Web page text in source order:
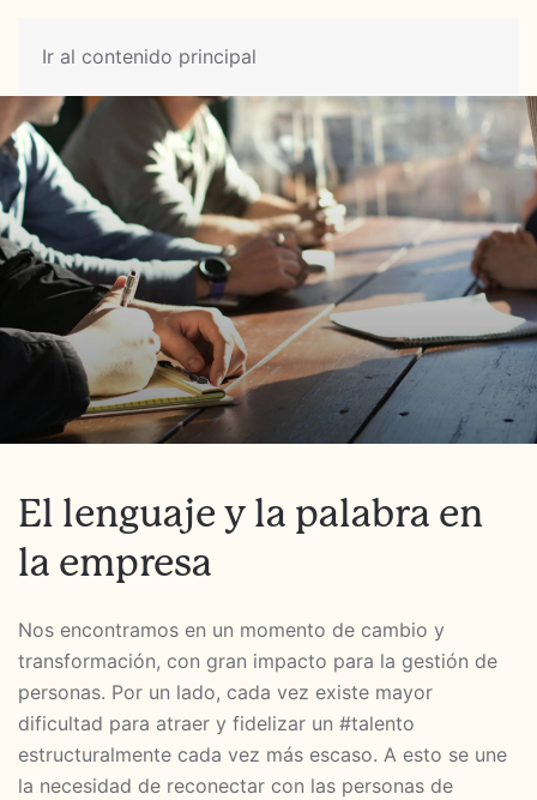
Ir al contenido principal
El lenguaje y la palabra en
la empresa
Nos encontramos en un momento de cambio y
transformación, con gran impacto para la gestión de
personas. Por un lado, cada vez existe mayor
dificultad para atraer y fidelizar un #talento
estructuralmente cada vez más escaso. A esto se une
la necesidad de reconectar con las personas de